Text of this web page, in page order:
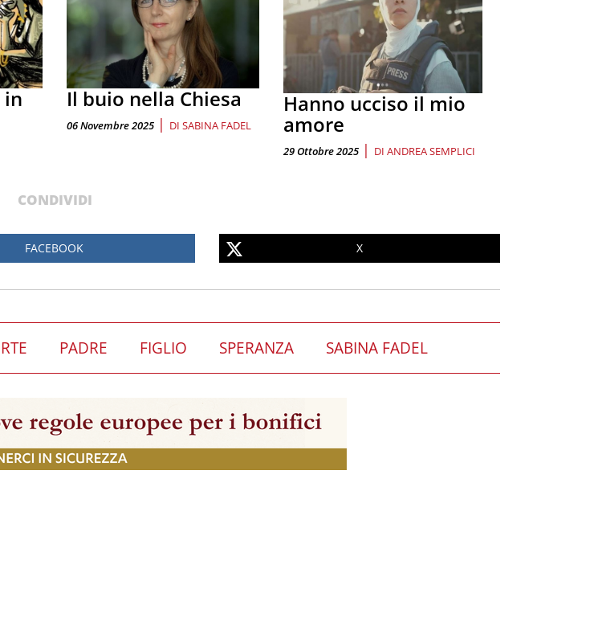
Il buio nella Chiesa
06 Novembre 2025 | DI SABINA FADEL
Hanno ucciso il mio
amore
29 Ottobre 2025 | DI ANDREA SEMPLICI
CONDIVIDI
FACEBOOK X
PADRE FIGLIO SPERANZA SABINA FADEL